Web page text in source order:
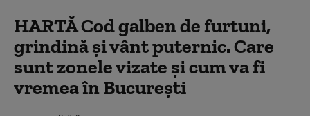
HARTĂ Cod galben de furtuni,
grindină și vânt puternic. Care
sunt zonele vizate și cum va fi
vremea în București